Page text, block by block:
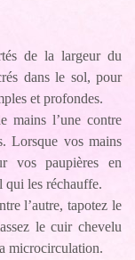
de la largeur du
dans le sol, pour
et profondes.
mains l’une contre
Lorsque vos mains
vos paupières en
qui les réchauffe.
l’autre, tapotez le
le cuir chevelu
microcirculation.